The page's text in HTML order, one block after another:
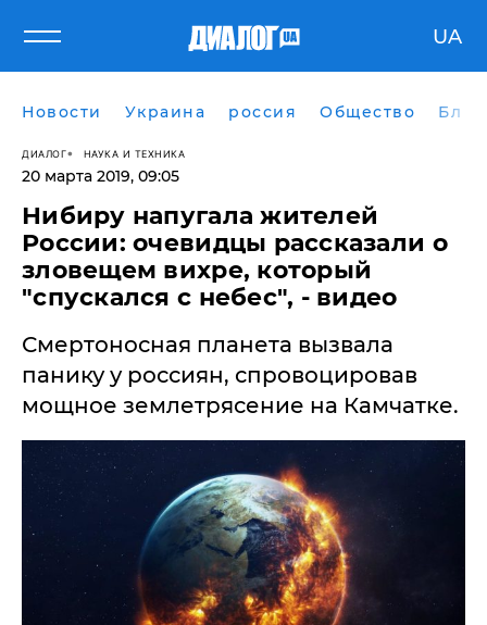
UA
Новости Украина россия Общество
ДИАЛОГ НАУКА И ТЕХНИКА
20 марта 2019, 09:05
Нибиру напугала жителей
России: очевидцы рассказали о
зловещем вихре, который
"спускался с небес", - видео
Смертоносная планета вызвала
панику у россиян, спровоцировав
мощное землетрясение на Камчатке.